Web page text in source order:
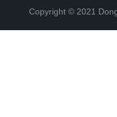
Copyright © 2021